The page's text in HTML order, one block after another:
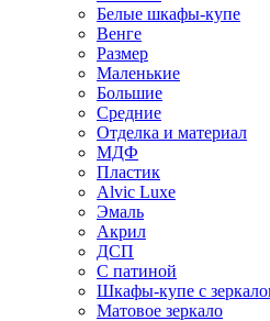
Белые шкафы-купе
Венге
Размер
Маленькие
Большие
Средние
Отделка и материал
МДФ
Пластик
Alvic Luxe
Эмаль
Акрил
ДСП
С патиной
Шкафы-купе с
Матовое зеркало